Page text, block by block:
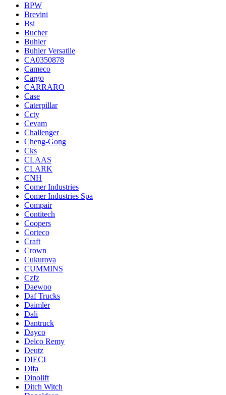
BPW
Brevini
Bsi
Bucher
Buhler
Buhler Versatile
CA0350878
Cameco
Cargo
CARRARO
Case
Caterpillar
Ccty
Cevam
Challenger
Cheng-Gong
Cks
CLAAS
CLARK
CNH
Comer Industries
Comer Industries Spa
Compair
Contitech
Coopers
Corteco
Craft
Crown
Cukurova
CUMMINS
Czfz
Daewoo
Daf Trucks
Daimler
Dali
Dantruck
Dayco
Delco Remy
Deutz
DIECI
Difa
Dinolift
Ditch Witch